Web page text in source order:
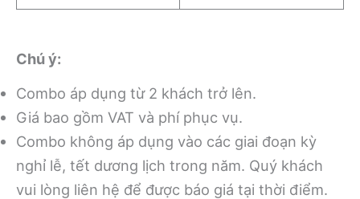
Chú ý:
Combo áp dụng từ 2 khách trở lên.
Giá bao gồm VAT và phí phục vụ.
Combo không áp dụng vào các giai đoạn kỳ
nghỉ lễ, tết dương lịch trong năm. Quý khách
vui lòng liên hệ để được báo giá tại thời điểm.